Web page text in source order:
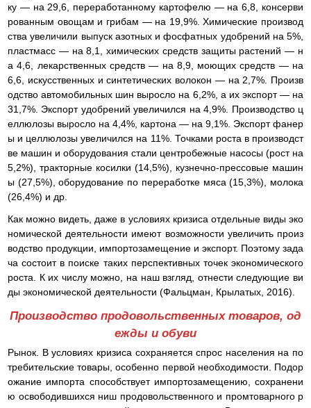
ку — на 29,6, переработанному картофелю — на 6,8, консерви
рованным овощам и грибам — на 19,9%. Химические производ
ства увеличили выпуск азотных и фосфатных удобрений на 5%,
пластмасс — на 8,1, химических средств защиты растений — н
а 4,6, лекарственных средств — на 8,9, моющих средств — на
6,6, искусственных и синтетических волокон — на 2,7%. Произв
одство автомобильных шин выросло на 6,2%, а их экспорт — на
31,7%. Экспорт удобрений увеличился на 4,9%. Производство ц
еллюлозы выросло на 4,4%, картона — на 9,1%. Экспорт фанер
ы и целлюлозы увеличился на 11%. Точками роста в производст
ве машин и оборудования стали центробежные насосы (рост на
5,2%), тракторные косилки (14,5%), кузнечно-прессовые машин
ы (27,5%), оборудование по переработке мяса (15,3%), молока
(26,4%) и др.
Как можно видеть, даже в условиях кризиса отдельные виды эко
номической деятельности имеют возможности увеличить произ
водство продукции, импортозамещение и экспорт. Поэтому зада
ча состоит в поиске таких перспективных точек экономического
роста. К их числу можно, на наш взгляд, отнести следующие ви
ды экономической деятельности (Фальцман, Крылатых, 2016).
Производство продовольственных товаров, од
ежды и обуви
Рынок. В условиях кризиса сохраняется спрос населения на по
требительские товары, особенно первой необходимости. Подор
ожание импорта способствует импортозамещению, сохранени
ю освободившихся ниш продовольственного и промтоварного р